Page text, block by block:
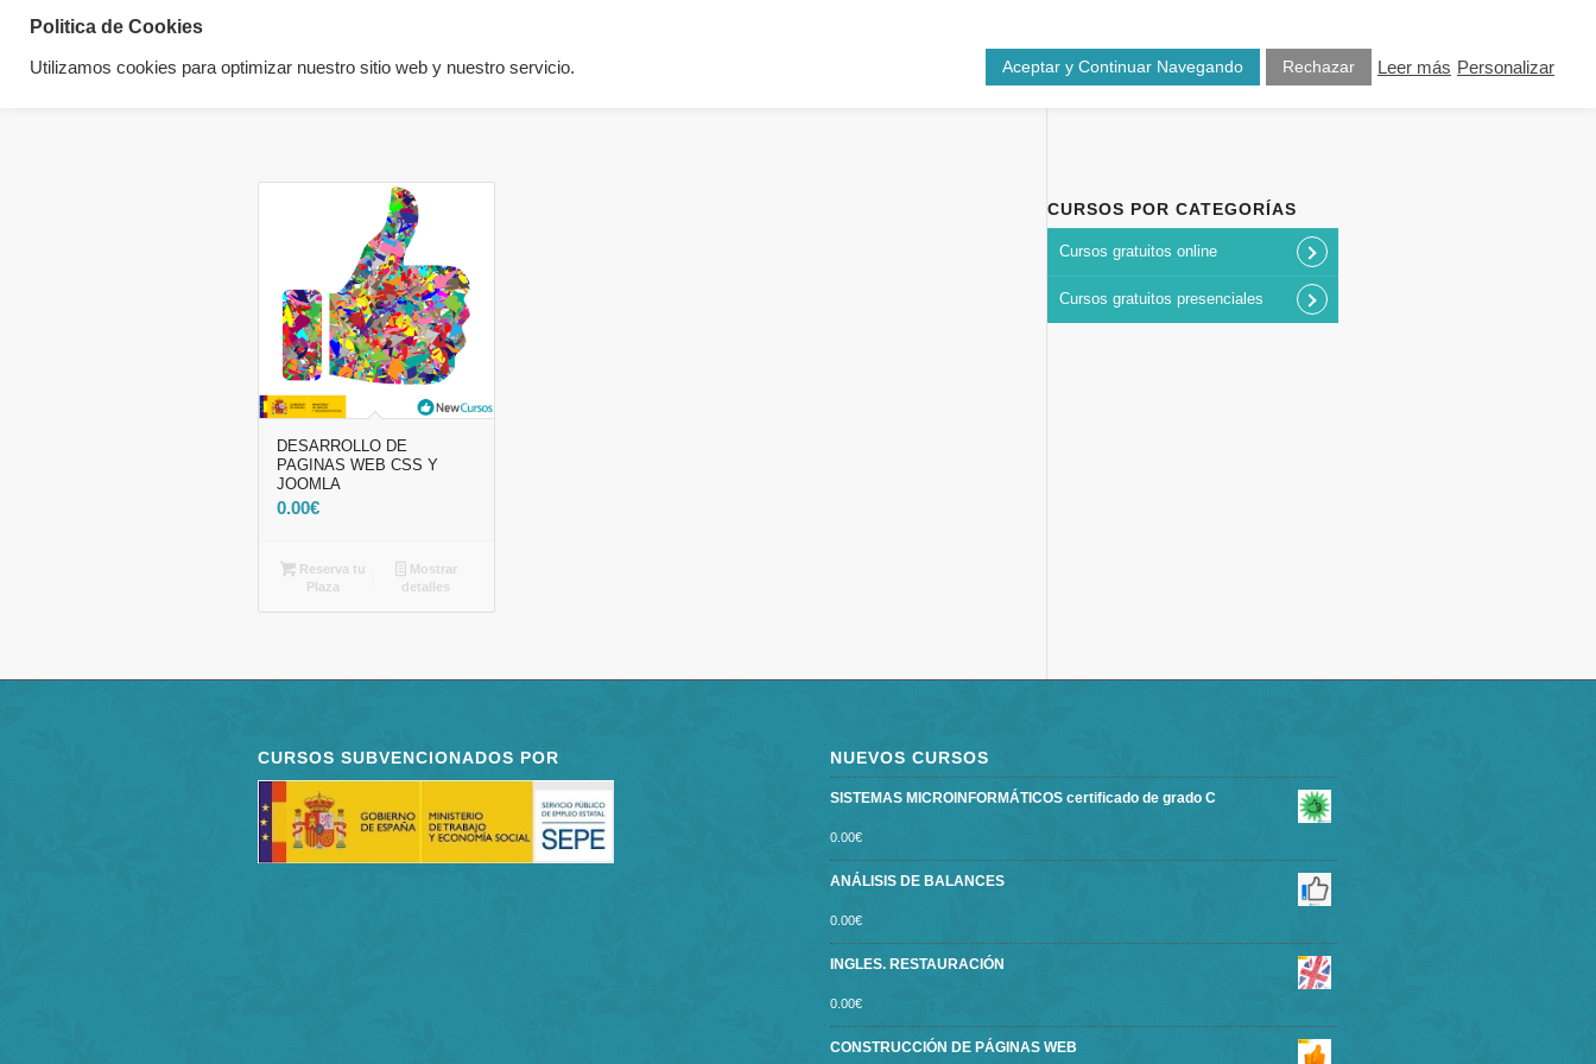
Cursos Nosotros Blog Contacto
DESARROLLO DE
PAGINAS WEB CSS Y
JOOMLA
0.00€
Reserva tu
Plaza
Mostrar
detalles
CURSOS POR CATEGORÍAS
Cursos gratuitos online
Cursos gratuitos presenciales
CURSOS SUBVENCIONADOS POR NUEVOS CURSOS
SISTEMAS MICROINFORMÁTICOS certificado de grado C
0.00€
ANÁLISIS DE BALANCES
0.00€
INGLES. RESTAURACIÓN
0.00€
CONSTRUCCIÓN DE PÁGINAS WEB
Politica de Cookies
Utilizamos cookies para optimizar nuestro sitio web y nuestro servicio. Aceptar y Continuar Navegando Rechazar Leer más Personalizar